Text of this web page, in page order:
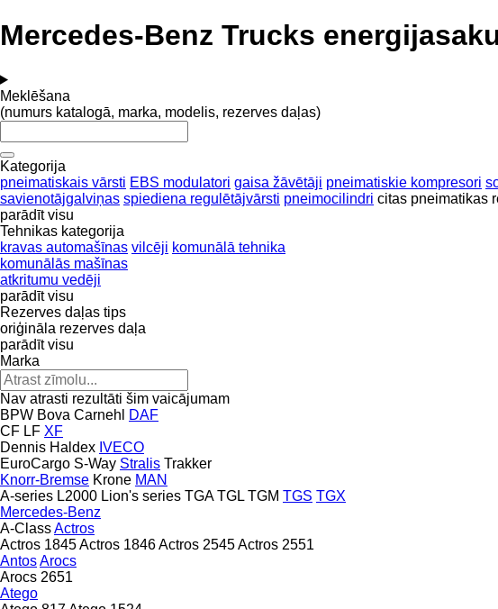
Mercedes-Benz Trucks
Meklēšana
(numurs katalogā, marka, modelis, rezerves daļas)
Kategorija
pneimatiskais vārsti EBS modulatori gaisa žāvētāji pneimatiskie kompresori
savienotājgalviņas spiediena regulētājvārsti pneimocilindri citas pneimatikas
parādīt visu
Tehnikas kategorija
kravas automašīnas vilcēji komunālā tehnika
komunālās mašīnas
atkritumu vedēji
parādīt visu
Rezerves daļas tips
oriģināla rezerves daļa
parādīt visu
Marka
Nav atrasti rezultāti šim vaicājumam
BPW Bova Carnehl
DAF
CF LF XF
Dennis Haldex IVECO
EuroCargo S-Way Stralis Trakker
Knorr-Bremse Krone MAN
A-series L2000 Lion's series TGA TGL TGM TGS TGX
Mercedes-Benz
A-ClassActros
Actros 1845Actros 1846Actros 2545Actros 2551
AntosArocs
Arocs 2651
Atego